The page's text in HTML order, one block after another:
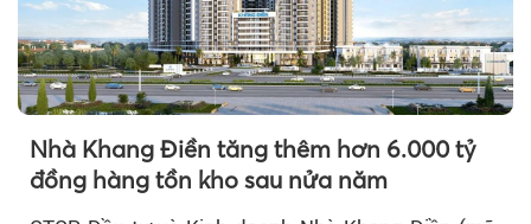
Nhà Khang Điền tăng thêm hơn 6.000 tỷ
đồng hàng tồn kho sau nửa năm